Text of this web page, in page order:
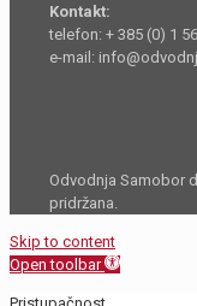
Kontakt:
telefon: + 385 (0) 1
e-mail:
Odvodnja Samobor
pridržana.
Skip to content
Open toolbar